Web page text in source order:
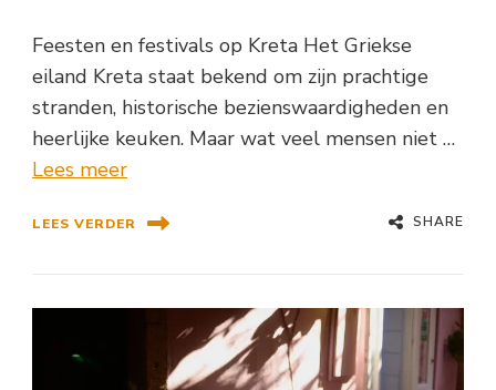
Feesten en festivals op Kreta Het Griekse
eiland Kreta staat bekend om zijn prachtige
stranden, historische bezienswaardigheden en
heerlijke keuken. Maar wat veel mensen niet …
Lees meer
LEES VERDER SHARE